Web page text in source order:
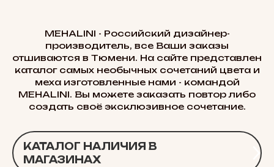
MEHALINI - Российский дизайнер-
производитель, все Ваши заказы
отшиваются в Тюмени. На сайте представлен
каталог самых необычных сочетаний цвета и
меха изготовленные нами - командой
MEHALINI. Вы можете заказать повтор либо
создать своё эксклюзивное сочетание.
КАТАЛОГ НАЛИЧИЯ В
МАГАЗИНАХ